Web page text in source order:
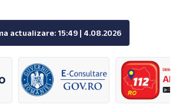
actualizare: 15:49 | 4.08.2026